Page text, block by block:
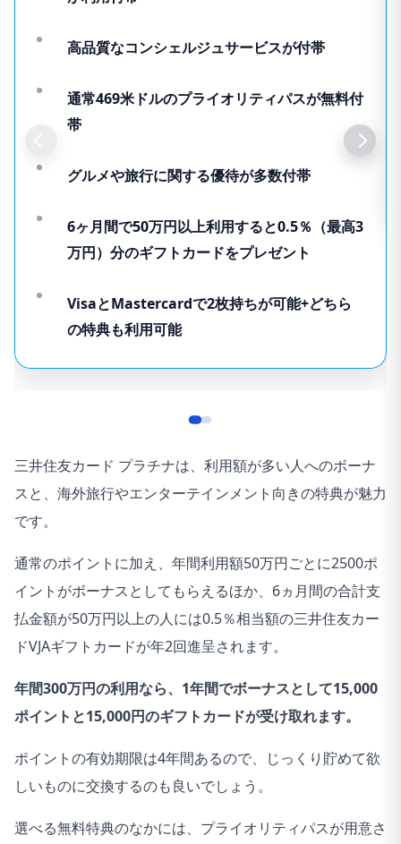
高品質なコンシェルジュサービスが付帯
通常469米ドルのプライオリティパスが無料付
帯
グルメや旅行に関する優待が多数付帯
6ヶ月間で50万円以上利用すると0.5％（最高3
万円）分のギフトカードをプレゼント
VisaとMastercardで2枚持ちが可能+どちら
の特典も利用可能
三井住友カード プラチナは、利用額が多い人へのボーナ
スと、海外旅行やエンターテインメント向きの特典が魅力
です。
通常のポイントに加え、年間利用額50万円ごとに2500ポ
イントがボーナスとしてもらえるほか、6ヵ月間の合計支
払金額が50万円以上の人には0.5％相当額の三井住友カー
ドVJAギフトカードが年2回進呈されます。
年間300万円の利用なら、1年間でボーナスとして15,000
ポイントと15,000円のギフトカードが受け取れます。
ポイントの有効期限は4年間あるので、じっくり貯めて欲
しいものに交換するのも良いでしょう。
選べる無料特典のなかには、プライオリティパスが用意さ